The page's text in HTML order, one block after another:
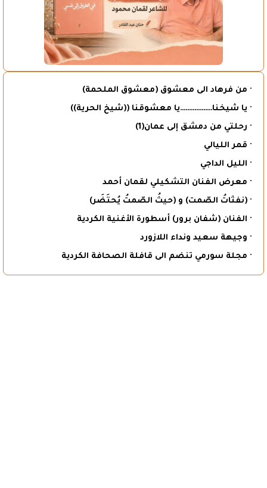
· من فرهاد الى معشوق (معشوق الملحمة)
· يا شيخنا………………يا معشوقنا ((شيخ الحرية))
· رحلتي من دمشق إلى عمان(1)
· قمر الليالي
· الليل الداجي
· معرض الفنان التشكيلي لقمان أحمد
· (نفثاتُ الصّمت) و (حيثُ الصّمتُ يُحتَضَر)
· الفنان (شفان برور) أسطورة الأغنية الكردية
· وجيهة سعيد ونداء اللازورد
· مجلة سورمي تنضم الى قافلة الصحافة الكردية